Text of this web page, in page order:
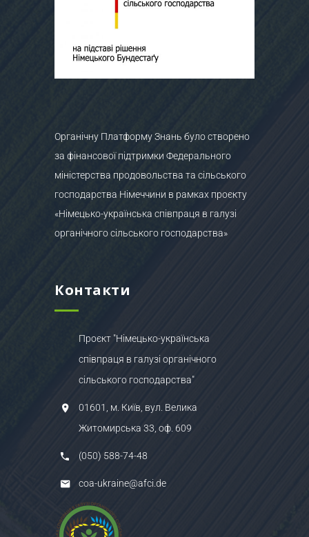
Органічну Платформу Знань було створено
за фінансової підтримки Федерального
міністерства продовольства та сільського
господарства Німеччини в рамках проєкту
«Німецько-українська співпраця в галузі
органічного сільського господарства»
Контакти
Проєкт "Німецько-українська
співпраця в галузі органічного
сільського господарства"
01601, м. Київ, вул. Велика
Житомирська 33, оф. 609
(050) 588-74-48
coa-ukraine@afci.de